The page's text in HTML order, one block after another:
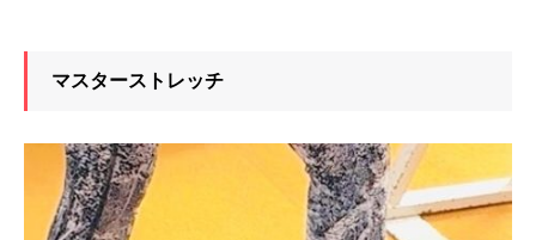
マスターストレッチ